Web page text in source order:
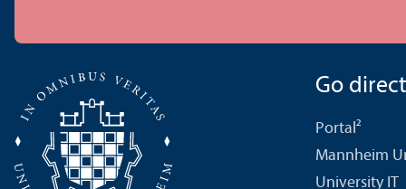
Go
Portal²
Mannheim
University IT